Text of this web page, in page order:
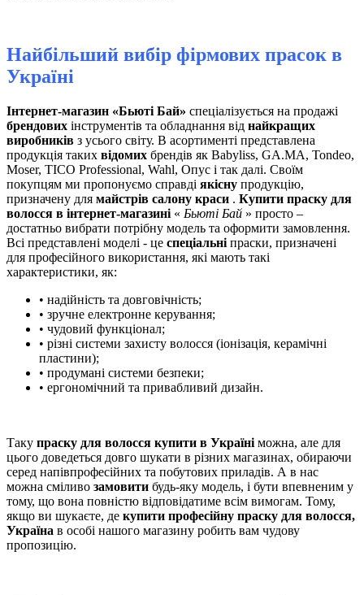
Найбільший вибір фірмових прасок в
Україні
Інтернет-магазин «Бьюті Бай» спеціалізується на продажі
брендових інструментів та обладнання від найкращих
виробників з усього світу. В асортименті представлена ​​
продукція таких відомих брендів як Babyliss, GA.MA, Tondeo,
Moser, TICO Professional, Wahl, Опус і так далі. Своїм
покупцям ми пропонуємо справді якісну продукцію,
призначену для майстрів салону краси . Купити праску для
волосся в інтернет-магазині « Бьюті Бай » просто –
достатньо вибрати потрібну модель та оформити замовлення.
Всі представлені моделі - це спеціальні праски, призначені
для професійного використання, які мають такі
характеристики, як:
• надійність та довговічність;
• зручне електронне керування;
• чудовий функціонал;
• різні системи захисту волосся (іонізація, керамічні
пластини);
• продумані системи безпеки;
• ергономічний та привабливий дизайн.
Таку праску для волосся купити в Україні можна, але для
цього доведеться довго шукати в різних магазинах, обираючи
серед напівпрофесійних та побутових приладів. А в нас
можна сміливо замовити будь-яку модель, і бути впевненим у
тому, що вона повністю відповідатиме всім вимогам. Тому,
якщо ви шукаєте, де купити професійну праску для волосся,
Україна в особі нашого магазину робить вам чудову
пропозицію.